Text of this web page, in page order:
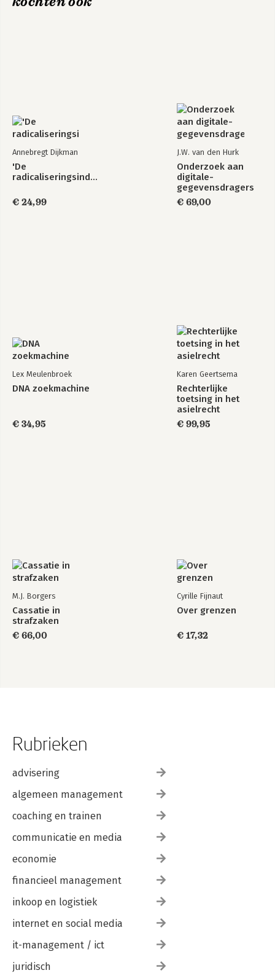
Annebregt Dijkman
'De
radicaliseringsindustrie'
€ 24,99
J.W. van den Hurk
Onderzoek aan
digitale-
gegevensdragers
€ 69,00
Lex Meulenbroek
DNA zoekmachine
€ 34,95
Karen Geertsema
Rechterlijke
toetsing in het
asielrecht
€ 99,95
M.J. Borgers
Cassatie in
strafzaken
€ 66,00
Cyrille Fijnaut
Over grenzen
€ 17,32
Rubrieken
advisering
algemeen management
coaching en trainen
communicatie en media
economie
financieel management
inkoop en logistiek
internet en social media
it-management / ict
juridisch